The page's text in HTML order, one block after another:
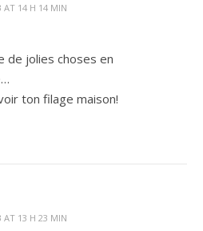
AT 14 H 14 MIN
de jolies choses en
ton filage maison!
AT 13 H 23 MIN